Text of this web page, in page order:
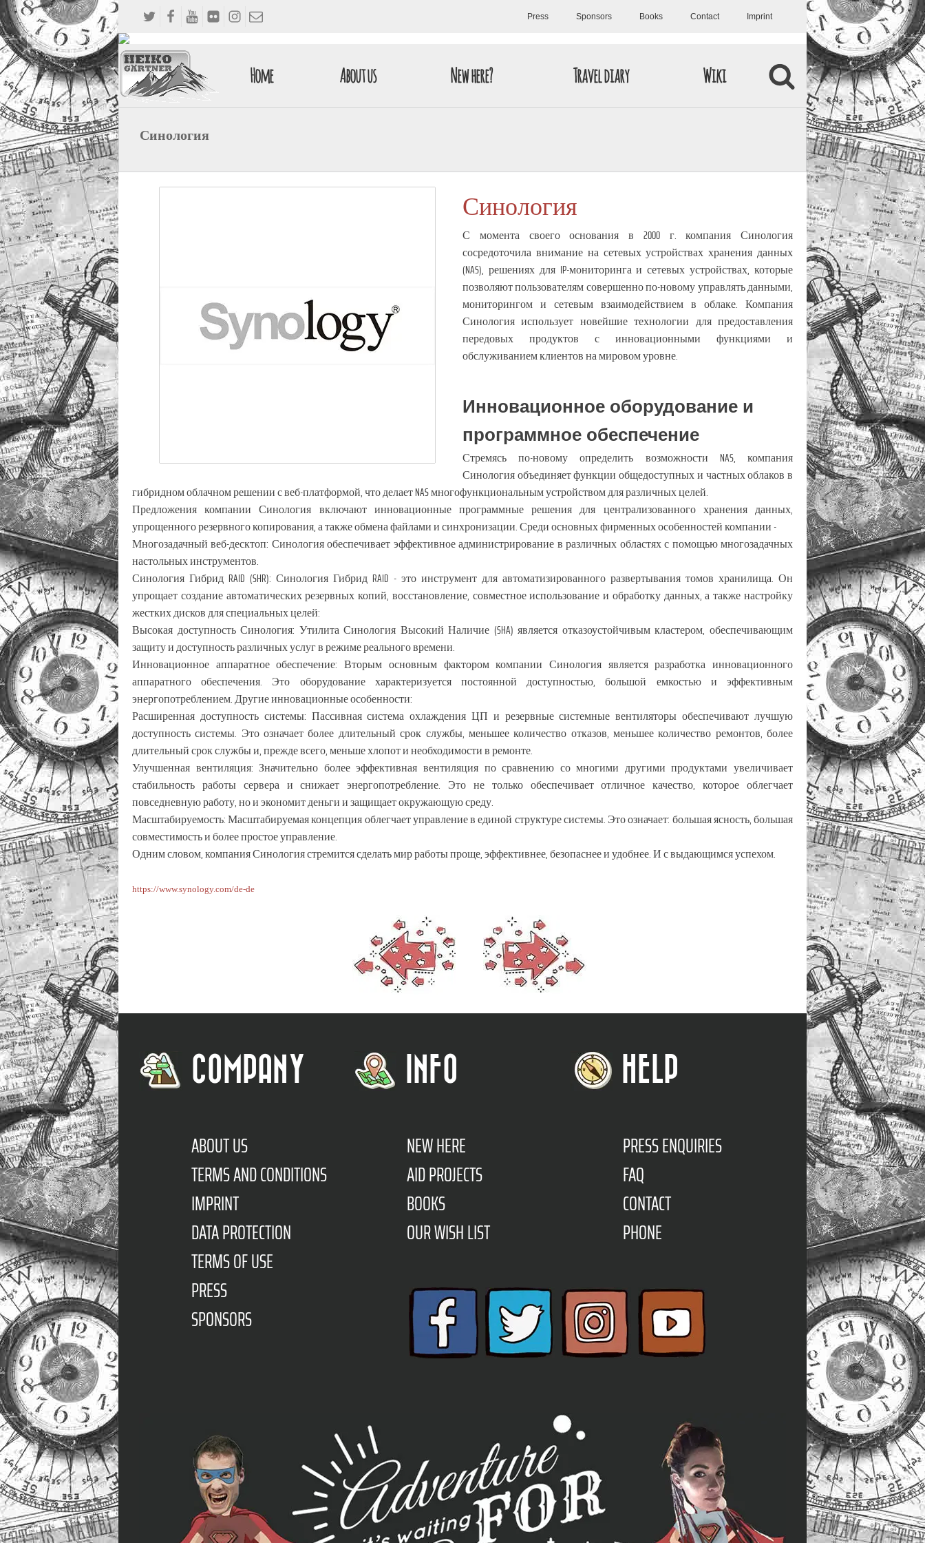
Press Sponsors Books Contact Imprint
Home About us New here? Travel diary Wiki
Синология
Синология
С момента своего основания в 2000 г. компания Синология
сосредоточила внимание на сетевых устройствах хранения данных
(NAS), решениях для IP-мониторинга и сетевых устройствах, которые
позволяют пользователям совершенно по-новому управлять данными,
мониторингом и сетевым взаимодействием в облаке. Компания
Синология использует новейшие технологии для предоставления
передовых продуктов с инновационными функциями и
обслуживанием клиентов на мировом уровне.
Инновационное оборудование и
программное обеспечение
Стремясь по-новому определить возможности NAS, компания
Синология объединяет функции общедоступных и частных облаков в
гибридном облачном решении с веб-платформой, что делает NAS многофункциональным устройством для различных целей.
Предложения компании Синология включают инновационные программные решения для централизованного хранения данных,
упрощенного резервного копирования, а также обмена файлами и синхронизации. Среди основных фирменных особенностей компании -
Многозадачный веб-десктоп: Синология обеспечивает эффективное администрирование в различных областях с помощью многозадачных
настольных инструментов.
Синология Гибрид RAID (SHR): Синология Гибрид RAID - это инструмент для автоматизированного развертывания томов хранилища. Он
упрощает создание автоматических резервных копий, восстановление, совместное использование и обработку данных, а также настройку
жестких дисков для специальных целей:
Высокая доступность Синология: Утилита Синология Высокий Наличие (SHA) является отказоустойчивым кластером, обеспечивающим
защиту и доступность различных услуг в режиме реального времени.
Инновационное аппаратное обеспечение: Вторым основным фактором компании Синология является разработка инновационного
аппаратного обеспечения. Это оборудование характеризуется постоянной доступностью, большой емкостью и эффективным
энергопотреблением. Другие инновационные особенности:
Расширенная доступность системы: Пассивная система охлаждения ЦП и резервные системные вентиляторы обеспечивают лучшую
доступность системы. Это означает более длительный срок службы, меньшее количество отказов, меньшее количество ремонтов, более
длительный срок службы и, прежде всего, меньше хлопот и необходимости в ремонте.
Улучшенная вентиляция: Значительно более эффективная вентиляция по сравнению со многими другими продуктами увеличивает
стабильность работы сервера и снижает энергопотребление. Это не только обеспечивает отличное качество, которое облегчает
повседневную работу, но и экономит деньги и защищает окружающую среду.
Масштабируемость: Масштабируемая концепция облегчает управление в единой структуре системы. Это означает: большая ясность, большая
совместимость и более простое управление.
Одним словом, компания Синология стремится сделать мир работы проще, эффективнее, безопаснее и удобнее. И с выдающимся успехом.
https://www.synology.com/de-de
COMPANY
ABOUT US
TERMS AND CONDITIONS
IMPRINT
DATA PROTECTION
TERMS OF USE
PRESS
SPONSORS
INFO
NEW HERE
AID PROJECTS
BOOKS
OUR WISH LIST
HELP
PRESS ENQUIRIES
FAQ
CONTACT
PHONE